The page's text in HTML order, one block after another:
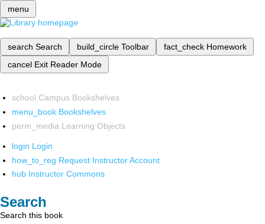
menu
search Search build_circle Toolbar fact_check Homework
cancel Exit Reader Mode
school Campus Bookshelves
menu_book Bookshelves
perm_media Learning Objects
login Login
how_to_reg Request Instructor Account
hub Instructor Commons
Search
Search this book